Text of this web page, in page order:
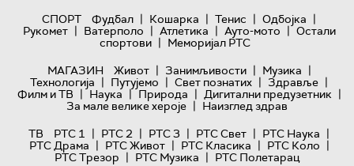
СПОРТ
Фудбал | Кошарка | Тенис | Одбојка |
Рукомет | Ватерполо | Атлетика | Ауто-мото | Остали
спортови | Меморијал РТС
МАГАЗИН
Живот | Занимљивости | Музика |
Технологијa | Путујемо | Свет познатих | Здравље |
Филм и ТВ | Наука | Природа | Дигитални предузетник |
За мале велике хероје | Наизглед здрав
ТВ
РТС 1 | РТС 2 | РТС 3 | РТС Свет | РТС Наука |
РТС Драма | РТС Живот | РТС Класика | РТС Коло |
РТС Трезор | РТС Музика | РТС Полетарац